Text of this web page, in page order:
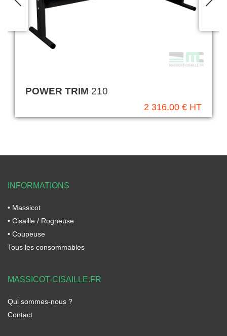
POWER TRIM 210
2 316,00 € HT
INFORMATIONS
• Massicot
• Cisaille / Rogneuse
• Coupeuse
Tous les consommables
MASSICOT-CISAILLE.FR
Qui sommes-nous ?
Contact